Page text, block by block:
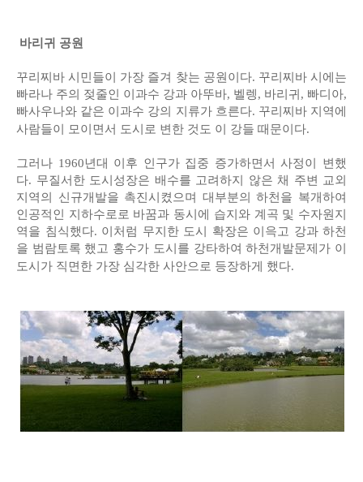
바리귀 공원
꾸리찌바 시민들이 가장 즐겨 찾는 공원이다. 꾸리찌바 시에는
빠라나 주의 젖줄인 이과수 강과 아뚜바, 벨렝, 바리귀, 빠디아,
빠사우나와 같은 이과수 강의 지류가 흐른다. 꾸리찌바 지역에
사람들이 모이면서 도시로 변한 것도 이 강들 때문이다.
그러나 1960년대 이후 인구가 집중 증가하면서 사정이 변했
다. 무질서한 도시성장은 배수를 고려하지 않은 채 주변 교외
지역의 신규개발을 촉진시켰으며 대부분의 하천을 복개하여
인공적인 지하수로로 바꿈과 동시에 습지와 계곡 및 수자원지
역을 침식했다. 이처럼 무지한 도시 확장은 이윽고 강과 하천
을 범람토록 했고 홍수가 도시를 강타하여 하천개발문제가 이
도시가 직면한 가장 심각한 사안으로 등장하게 했다.